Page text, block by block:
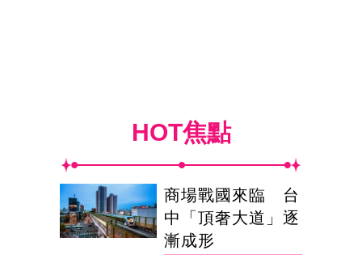
HOT焦點
商場戰國來臨 台
中「頂奢大道」逐
漸成形